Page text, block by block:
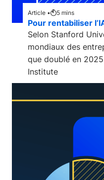
Article • 5 mins
Pour rentabiliser
Selon Stanford
mondiaux des
que doublé en
Institute